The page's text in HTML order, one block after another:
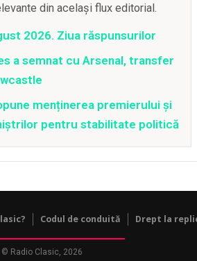
din același flux editorial.
2026. Ziua răspunsurilor
a semnat cu Arsenal, transfer
menținerea premierului și
pentru stabilitate politică
Codul de conduită Drept la
© Radio Clasic, 2026